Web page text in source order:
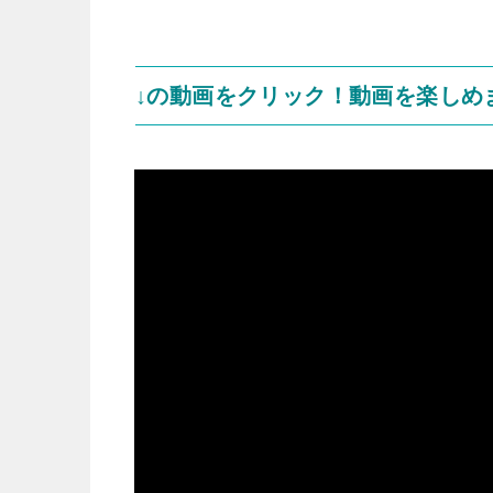
↓の動画をクリック！動画を楽しめ